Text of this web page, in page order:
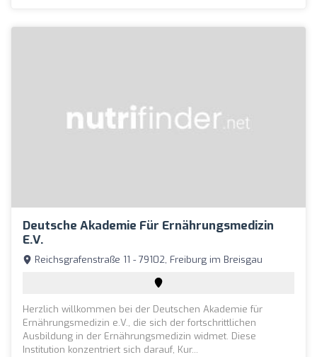
Deutsche Akademie Für Ernährungsmedizin
E.V.
Reichsgrafenstraße 11 - 79102, Freiburg im Breisgau
Herzlich willkommen bei der Deutschen Akademie für
Ernährungsmedizin e.V., die sich der fortschrittlichen
Ausbildung in der Ernährungsmedizin widmet. Diese
Institution konzentriert sich darauf, Kur...